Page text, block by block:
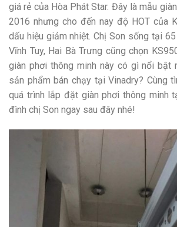
giá rẻ của Hòa Phát Star. Đây là mẫu
2016 nhưng cho đến nay độ HOT của
dấu hiệu giảm nhiệt. Chị Son sống tại
Vĩnh Tuy, Hai Bà Trưng cũng chọn
giàn phơi thông minh này có gì nổi bật
sản phẩm bán chạy tại Vinadry? Cùng
quá trình lắp đặt giàn phơi thông minh
đình chị Son ngay sau đây nhé!